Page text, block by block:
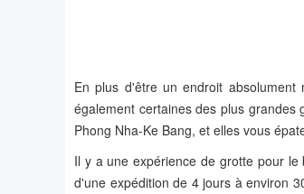
En plus d'être un endroit
également certaines des plus
Phong Nha-Ke Bang, et elles vous
Il y a une expérience de grotte pour
d'une expédition de 4 jours à environ